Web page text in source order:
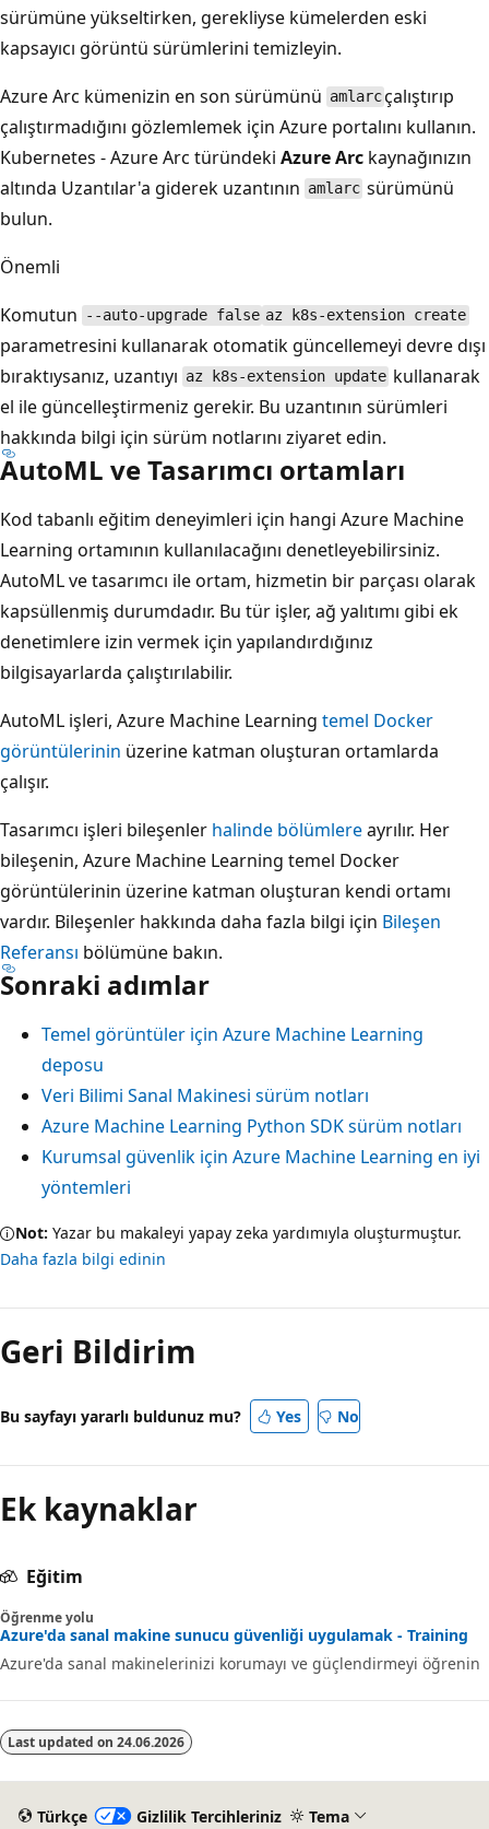
sürümüne yükseltirken, gerekliyse kümelerden eski
kapsayıcı görüntü sürümlerini temizleyin.
Azure Arc kümenizin en son sürümünü amlarcçalıştırıp
çalıştırmadığını gözlemlemek için Azure portalını kullanın.
Kubernetes - Azure Arc türündeki Azure Arc kaynağınızın
altında Uzantılar'a giderek uzantının amlarc sürümünü
bulun.
Önemli
Komutun
--auto-upgrade false az k8s-extension create
parametresini kullanarak otomatik güncellemeyi devre dışı
bıraktıysanız, uzantıyı az k8s-extension update kullanarak
el ile güncelleştirmeniz gerekir. Bu uzantının sürümleri
hakkında bilgi için sürüm notlarını ziyaret edin.
AutoML ve Tasarımcı ortamları
Kod tabanlı eğitim deneyimleri için hangi Azure Machine
Learning ortamının kullanılacağını denetleyebilirsiniz.
AutoML ve tasarımcı ile ortam, hizmetin bir parçası olarak
kapsüllenmiş durumdadır. Bu tür işler, ağ yalıtımı gibi ek
denetimlere izin vermek için yapılandırdığınız
bilgisayarlarda çalıştırılabilir.
AutoML işleri, Azure Machine Learning temel Docker
görüntülerinin üzerine katman oluşturan ortamlarda
çalışır.
Tasarımcı işleri bileşenler halinde bölümlereayrılır. Her
bileşenin, Azure Machine Learning temel Docker
görüntülerinin üzerine katman oluşturan kendi ortamı
vardır. Bileşenler hakkında daha fazla bilgi için Bileşen
Referansı bölümüne bakın.
Sonraki adımlar
Temel görüntüler için Azure Machine Learning
deposu
Veri Bilimi Sanal Makinesi sürüm notları
Azure Machine Learning Python SDK sürüm notları
Kurumsal güvenlik için Azure Machine Learning en iyi
yöntemleri
Not: Yazar bu makaleyi yapay zeka yardımıyla oluşturmuştur.
Daha fazla bilgi edinin
Geri Bildirim
Bu sayfayı yararlı buldunuz mu? Yes No
Ek kaynaklar
Eğitim
Öğrenme yolu
Azure'da sanal makine sunucu güvenliği uygulamak - Training
Azure'da sanal makinelerinizi korumayı ve güçlendirmeyi öğrenin
Last updated on 24.06.2026
Türkçe Gizlilik Tercihleriniz Tema